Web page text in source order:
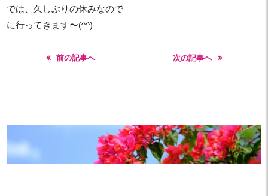
では、久しぶりの休みなので
に行ってきます〜(^^)
前の記事へ 次の記事へ